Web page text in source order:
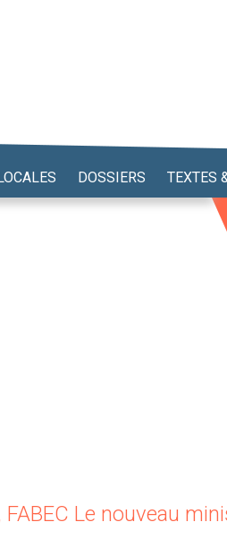
DOSSIERS TEXTES
FABEC Le nouveau